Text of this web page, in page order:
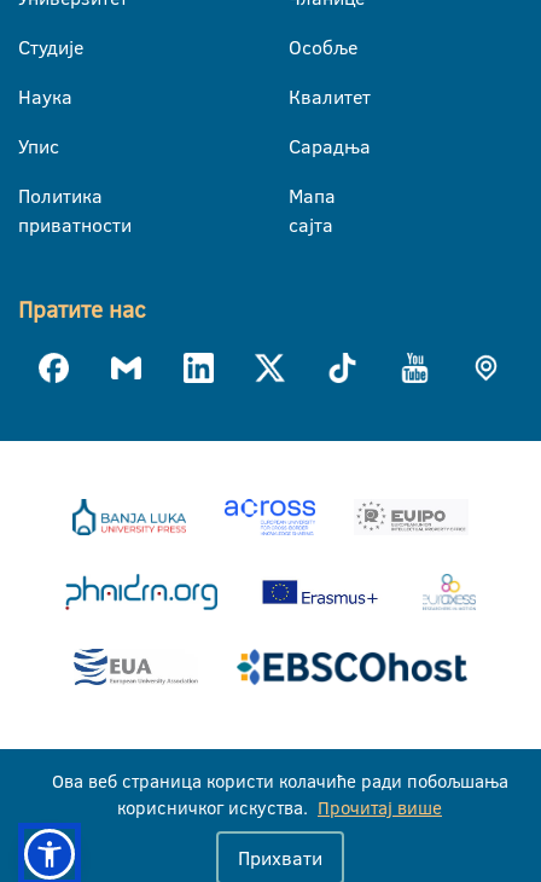
Студије
Наука
Упис
Политика
приватности
Особље
Квалитет
Сарадња
Мапа
сајта
Пратите нас
Универзитет у Бањој Луци © 2026
Сва права задржана
Ова веб страница користи колачиће ради побољшања
корисничког искуства. Прочитај више
Прихвати